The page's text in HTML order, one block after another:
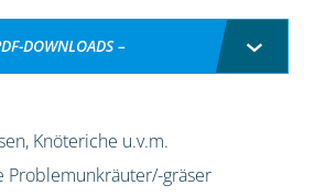
DOWNLOADS –
Knöteriche u.v.m.
Problemunkräuter/-gräser